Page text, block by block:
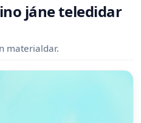
jáne teledidar
materialdar.